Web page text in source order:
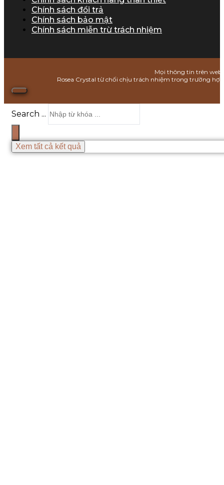
Chính sách đổi trả
Chính sách bảo mật
Chính sách miễn trừ trách nhiệm
Mọi thông tin trên
Rosea Crystal từ chối chịu trách nhiệm trong trường
Search ...
Xem tất cả kết quả